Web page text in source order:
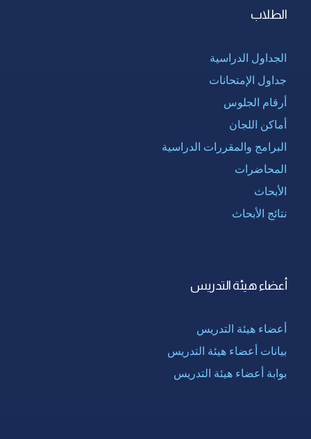
الطلاب
الجداول الدراسية
جداول الإمتحانات
أرقام الجلوس
أماكن اللجان
البرامج والمقررات الدراسية
المحاضرات
الأبحاث
نتائج الأبحاث
أعضاء هيئة التدريس
أعضاء هيئة التدريس
بيانات أعضاء هيئة التدريس
بوابة أعضاء هيئة التدريس